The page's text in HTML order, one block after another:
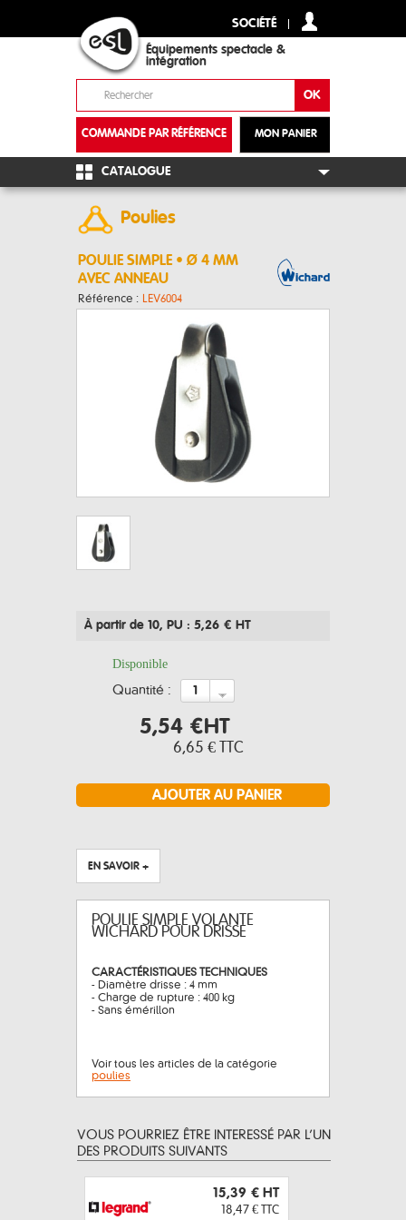
SOCIÉTÉ
Équipements spectacle &
intégration
MON PANIER
COMMANDE PAR RÉFÉRENCE
+
CATALOGUE
Poulies
POULIE SIMPLE • Ø 4 MM
AVEC ANNEAU
Référence : LEV6004
À partir de 10, PU : 5,26 € HT
Disponible
quantité :
5,54 €HT
6,65 € TTC
EN SAVOIR +
POULIE SIMPLE VOLANTE
WICHARD POUR DRISSE
CARACTÉRISTIQUES TECHNIQUES
- Diamètre drisse : 4 mm
- Charge de rupture : 400 kg
- Sans émérillon
Voir tous les articles de la catégorie
poulies
VOUS POURRIEZ ÊTRE INTERESSÉ PAR L’UN
DES PRODUITS SUIVANTS
15,39 € HT
18,47 € TTC